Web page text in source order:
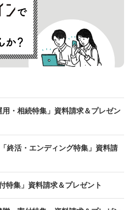
・相続特集」資料請求＆プレゼン
終活・エンディング特集」資料請
特集」資料請求＆プレゼント